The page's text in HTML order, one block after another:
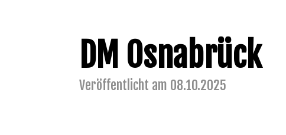
DM Osnabrück
Veröffentlicht am 08.10.2025